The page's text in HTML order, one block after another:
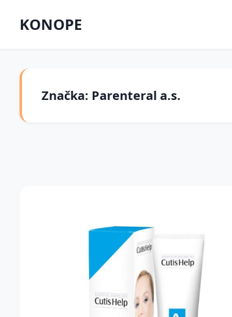
KONOPE
Značka: Parenteral a.s.